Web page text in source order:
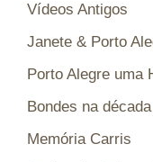
Vídeos Antigos
Janete & Porto
Porto Alegre uma
Bondes na
Memória Carris